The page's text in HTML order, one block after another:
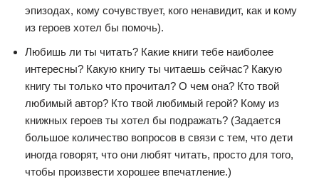
эпизодах, кому сочувствует, кого ненавидит, как и кому
из героев хотел бы помочь).
Любишь ли ты читать? Какие книги тебе наиболее
интересны? Какую книгу ты читаешь сейчас? Какую
книгу ты только что прочитал? О чем она? Кто твой
любимый автор? Кто твой любимый герой? Кому из
книжных героев ты хотел бы подражать? (Задается
большое количество вопросов в связи с тем, что дети
иногда говорят, что они любят читать, просто для того,
чтобы произвести хорошее впечатление.)